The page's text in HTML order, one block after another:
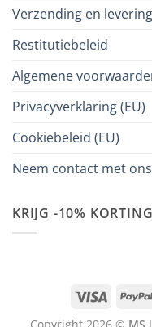
Verzending en levering
Restitutiebeleid
Algemene
Privacyverklaring (EU)
Cookiebeleid (EU)
Neem contact met
KRIJG -10% KORTING
Visa